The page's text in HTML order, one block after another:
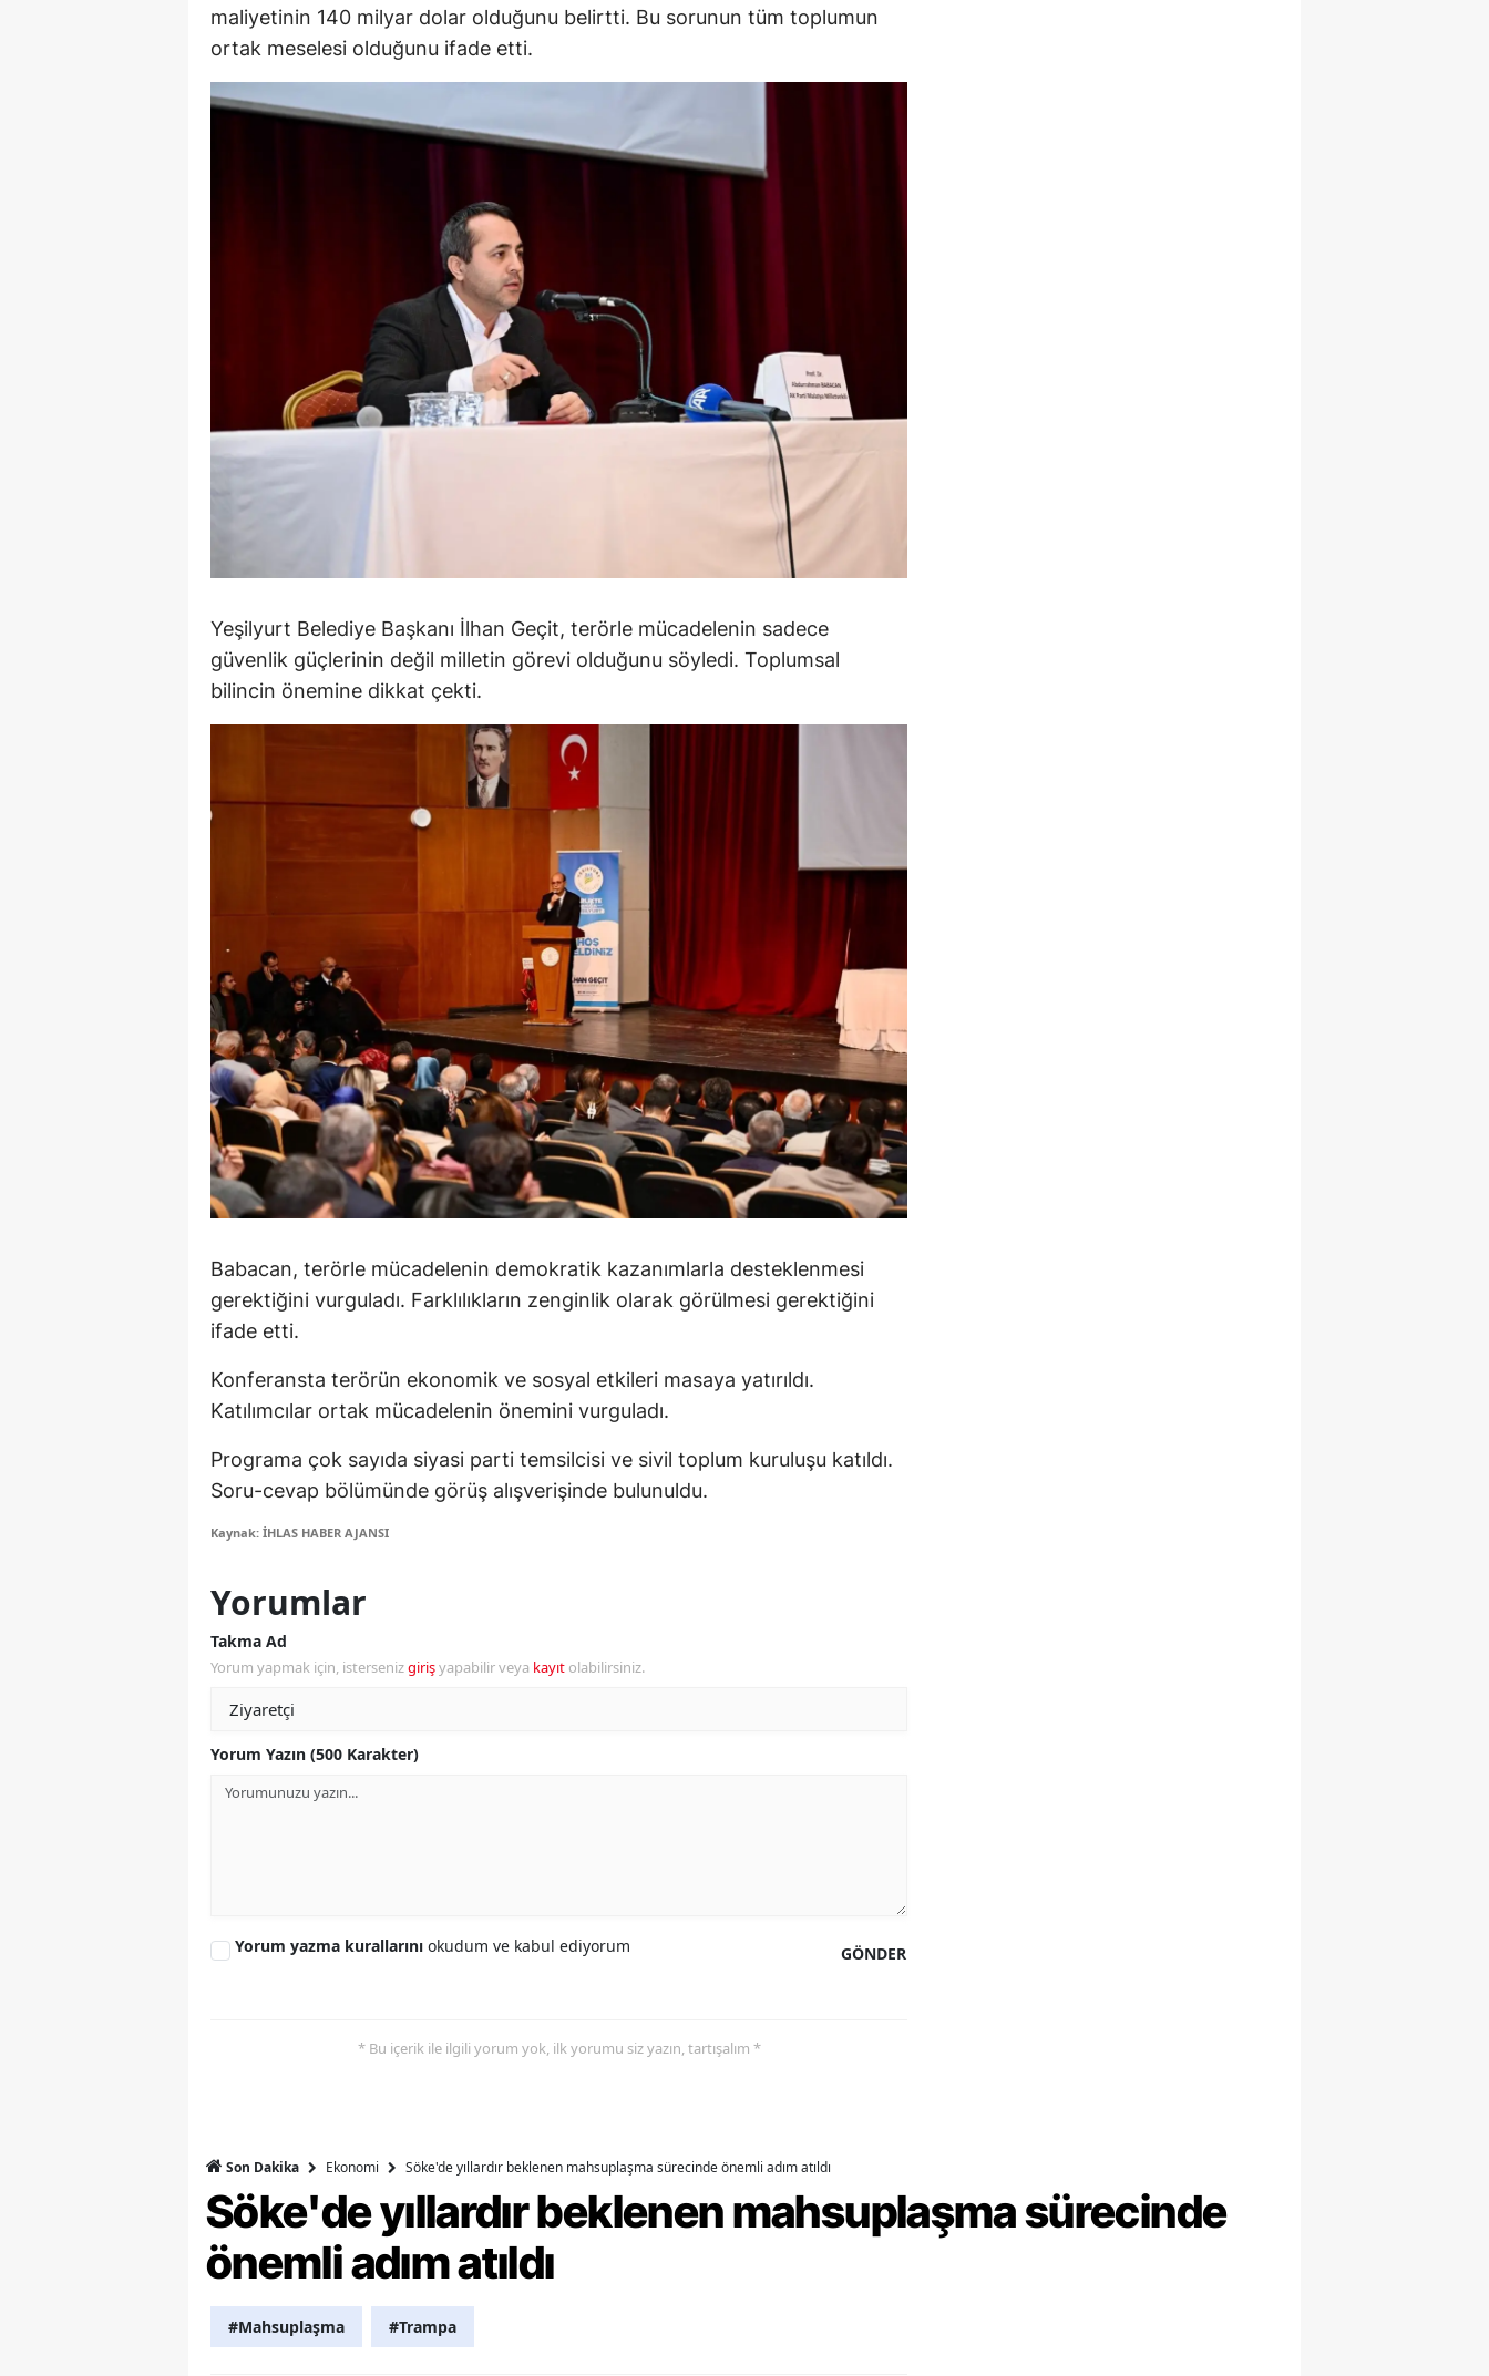
İzmir
Kars
Kayseri
Kırklareli
Kırşehir
Kocaeli
Konya
Kütahya
Malatya
Muş
Niğde
Ordu
Samsun
Sinop
Sivas
Tekirdağ
Tokat
Trabzon
Şanlıurfa
Van
Yozgat
Zonguldak
Osmaniye
maliyetinin 140 milyar dolar olduğunu belirtti. Bu sorunun tüm toplumun
ortak meselesi olduğunu ifade etti.
Yeşilyurt Belediye Başkanı İlhan Geçit, terörle mücadelenin sadece
güvenlik güçlerinin değil milletin görevi olduğunu söyledi. Toplumsal
bilincin önemine dikkat çekti.
Babacan, terörle mücadelenin demokratik kazanımlarla desteklenmesi
gerektiğini vurguladı. Farklılıkların zenginlik olarak görülmesi gerektiğini
ifade etti.
Konferansta terörün ekonomik ve sosyal etkileri masaya yatırıldı.
Katılımcılar ortak mücadelenin önemini vurguladı.
Programa çok sayıda siyasi parti temsilcisi ve sivil toplum kuruluşu katıldı.
Soru-cevap bölümünde görüş alışverişinde bulunuldu.
Kaynak: İHLAS HABER AJANSI
Yorumlar
Takma Ad
Yorum yapmak için, istersenizgirişyapabilir veya kayıt olabilirsiniz.
Yorum Yazın (500 Karakter)
GÖNDER
Yorum yazma kurallarını okudum ve kabul ediyorum
* Bu içerik ile ilgili yorum yok, ilk yorumu siz yazın, tartışalım *
Son Dakika Ekonomi Söke'de yıllardır beklenen mahsuplaşma sürecinde önemli adım atıldı
Söke'de yıllardır beklenen mahsuplaşma sürecinde
önemli adım atıldı
#Mahsuplaşma #Trampa